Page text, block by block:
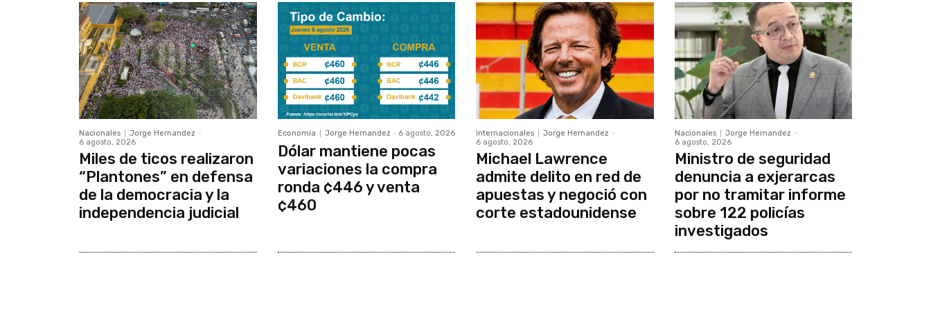
Nacionales Jorge Hernandez -
6 agosto, 2026
Miles de ticos realizaron
“Plantones” en defensa
de la democracia y la
independencia judicial
Economía Jorge Hernandez - 6 agosto, 2026
Dólar mantiene pocas
variaciones la compra
ronda ¢446 y venta
¢460
Internacionales Jorge Hernandez -
6 agosto, 2026
Michael Lawrence
admite delito en red de
apuestas y negoció con
corte estadounidense
Nacionales Jorge Hernandez -
6 agosto, 2026
Ministro de seguridad
denuncia a exjerarcas
por no tramitar informe
sobre 122 policías
investigados